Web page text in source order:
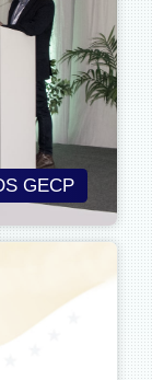
GECP